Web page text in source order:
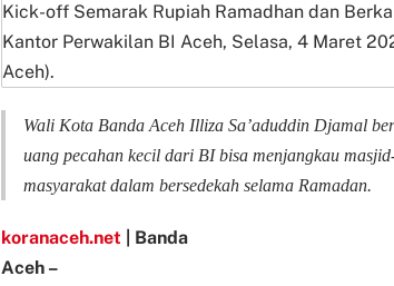
Kick-off Semarak Rupiah Ramadhan dan
Kantor Perwakilan BI Aceh, Selasa, 4 Maret
Aceh).
Wali Kota Banda Aceh Illiza Sa’aduddin Djamal
uang pecahan kecil dari BI bisa menjangkau
masyarakat dalam bersedekah selama Ramadan.
koranaceh.net | Banda
Aceh –